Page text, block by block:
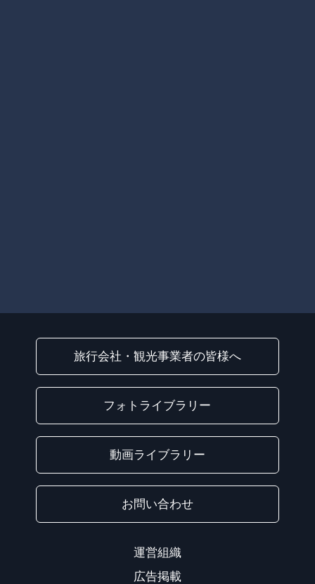
旅行会社・観光事業者の皆様へ
フォトライブラリー
動画ライブラリー
お問い合わせ
運営組織
広告掲載